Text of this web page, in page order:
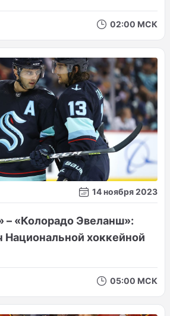
02:00 МСК
14 ноября 2023
– «Колорадо Эвеланш»:
Национальной хоккейной
05:00 МСК